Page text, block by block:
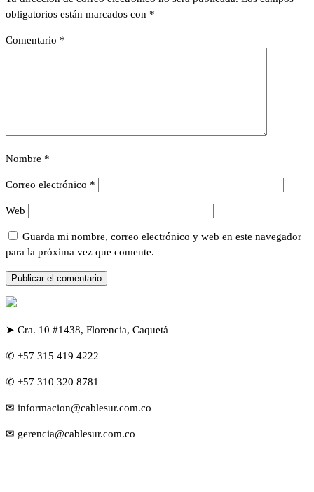
obligatorios están marcados con *
Comentario *
Nombre *
Correo electrónico *
Web
Guarda mi nombre, correo electrónico y web en este navegador
para la próxima vez que comente.
➤ Cra. 10 #1438, Florencia, Caquetá
✆ +57 315 419 4222
✆ +57 310 320 8781
✉ informacion@cablesur.com.co
✉ gerencia@cablesur.com.co